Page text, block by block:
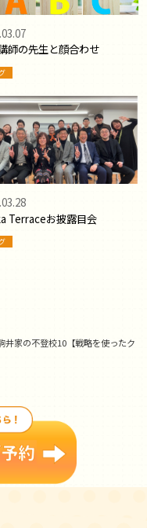
師の先生と顔合わせ
Terraceお披露目会
井家の不登校10【戦略を使ったク